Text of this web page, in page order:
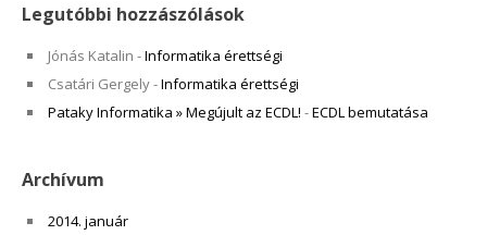
Legutóbbi hozzászólások
Jónás Katalin -Informatika érettségi
Csatári Gergely-Informatika érettségi
Pataky Informatika » Megújult az ECDL! -ECDL bemutatása
Archívum
2014. január